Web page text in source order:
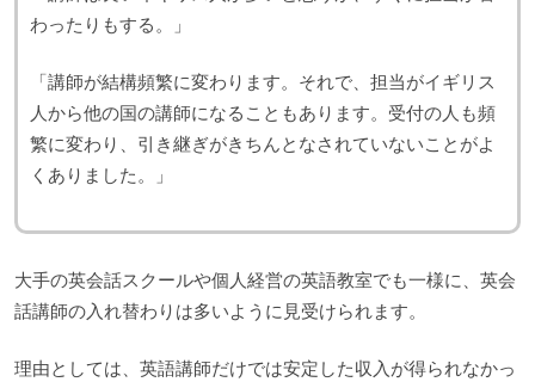
わったりもする。」
「講師が結構頻繁に変わります。それで、担当がイギリス
人から他の国の講師になることもあります。受付の人も頻
繁に変わり、引き継ぎがきちんとなされていないことがよ
くありました。」
大手の英会話スクールや個人経営の英語教室でも一様に、英会
話講師の入れ替わりは多いように見受けられます。
理由としては、英語講師だけでは安定した収入が得られなかっ